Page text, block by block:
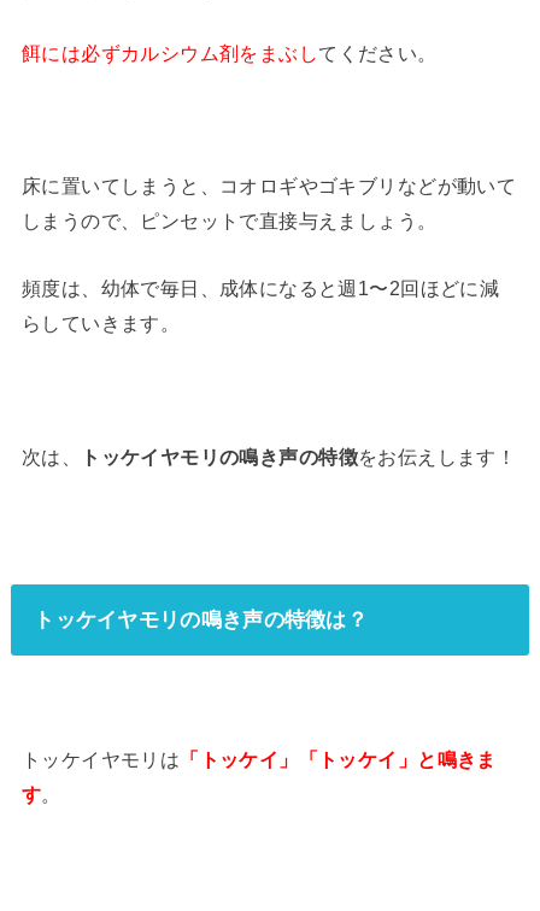
餌には必ずカルシウム剤をまぶしてください。
床に置いてしまうと、コオロギやゴキブリなどが動いて
しまうので、ピンセットで直接与えましょう。
頻度は、幼体で毎日、成体になると週1〜2回ほどに減
らしていきます。
次は、 トッケイヤモリの鳴き声の特徴をお伝えします！
トッケイヤモリの鳴き声の特徴は？
トッケイヤモリは 「トッケイ」「トッケイ」と鳴きま
す。